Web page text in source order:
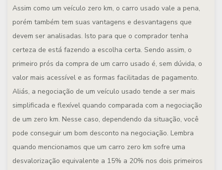
Assim como um veículo zero km, o carro usado vale a pena,
porém também tem suas vantagens e desvantagens que
devem ser analisadas. Isto para que o comprador tenha
certeza de está fazendo a escolha certa. Sendo assim, o
primeiro prós da compra de um carro usado é, sem dúvida, o
valor mais acessível e as formas facilitadas de pagamento.
Aliás, a negociação de um veículo usado tende a ser mais
simplificada e flexível quando comparada com a negociação
de um zero km. Nesse caso, dependendo da situação, você
pode conseguir um bom desconto na negociação. Lembra
quando mencionamos que um carro zero km sofre uma
desvalorização equivalente a 15% a 20% nos dois primeiros